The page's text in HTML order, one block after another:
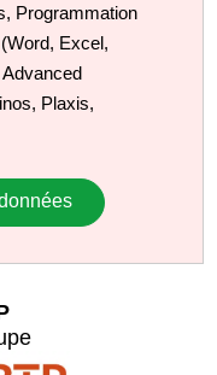
Programmation
Excel,
Plaxis,